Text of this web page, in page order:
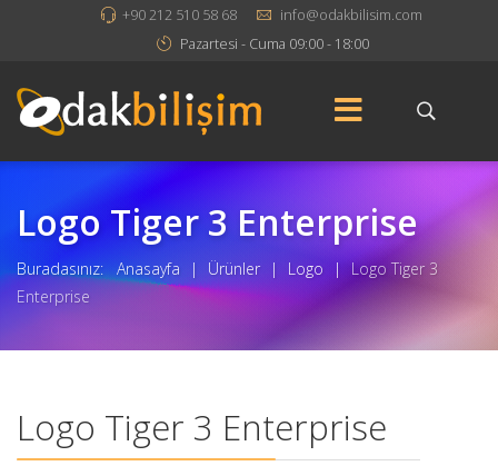
+90 212 510 58 68
info@odakbilisim.com
Pazartesi - Cuma 09:00 - 18:00
Logo Tiger 3 Enterprise
Buradasınız: Anasayfa | Ürünler | Logo | Logo Tiger 3
Enterprise
Logo Tiger 3 Enterprise